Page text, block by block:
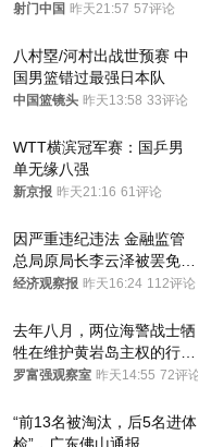
射门中国 昨天21:57 57评论
八村塁/河村出战世预赛 中
国男篮错过最强日本队
中国篮镜头 昨天13:58 33评论
WTT横滨冠军赛：国乒男
单无缘八强
新京报 昨天21:16 61评论
因严重违纪违法 金融监管
总局原局长李云泽被罢免全
国人大代表
经济观察报 昨天16:24 112评论
去年八月，两位海警战士牺
牲在维护黄岩岛主权的行动
中
罗富强观察室 昨天14:55 72评论
“前13名被淘汰，后5名进体